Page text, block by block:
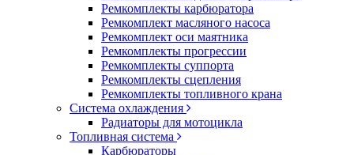
Ремкомплекты карбюратора
Ремкомплект масляного насоса
Ремкомплект оси маятника
Ремкомплекты прогрессии
Ремкомплекты суппорта
Ремкомплекты сцепления
Ремкомплекты топливного крана
Система охлаждения
Радиаторы для мотоцикла
Топливная система
Карбюраторы